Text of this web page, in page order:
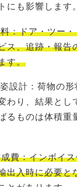
にも影響します。
：ドア・ツー
ス、追跡・報告
す。
設計：荷物の形
わり、結果とし
るものは体積重
費：インボイ
出入時に必要と